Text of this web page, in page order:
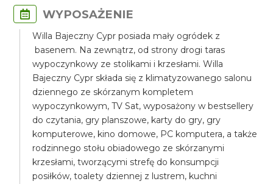
WYPOSAŻENIE
Willa Bajeczny Cypr posiada mały ogródek z
basenem. Na zewnątrz, od strony drogi taras
wypoczynkowy ze stolikami i krzesłami. Willa
Bajeczny Cypr składa się z klimatyzowanego salonu
dziennego ze skórzanym kompletem
wypoczynkowym, TV Sat, wyposażony w bestsellery
do czytania, gry planszowe, karty do gry, gry
komputerowe, kino domowe, PC komputera, a także
rodzinnego stołu obiadowego ze skórzanymi
krzesłami, tworzącymi strefę do konsumpcji
posiłków, toalety dziennej z lustrem, kuchni